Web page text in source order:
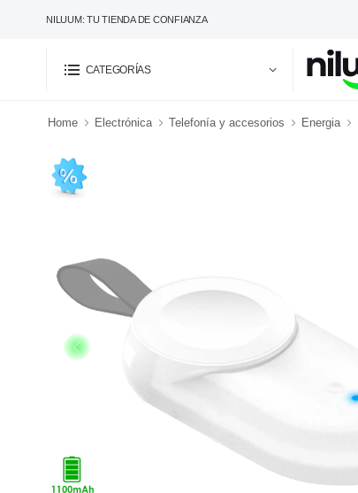
NILUUM: TU TIENDA DE CONFIANZA
CATEGORÍAS
Home Electrónica Telefonía y accesorios Energia